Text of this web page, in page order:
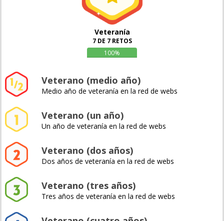
Veteranía
7 DE 7 RETOS
100%
Veterano (medio año)
Medio año de veteranía en la red de webs
Veterano (un año)
Un año de veteranía en la red de webs
Veterano (dos años)
Dos años de veteranía en la red de webs
Veterano (tres años)
Tres años de veteranía en la red de webs